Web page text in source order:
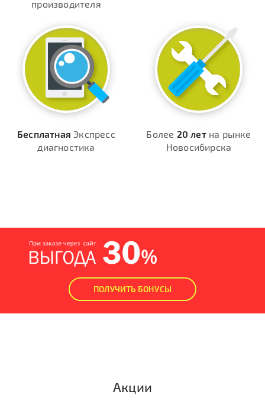
производителя
Бесплатная Экспресс
диагностика
Более 20 летна рынке
Новосибирска
ПОЛУЧИТЬ БОНУСЫ
Акции